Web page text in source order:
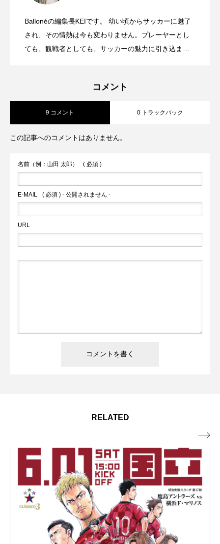
Ballonéの編集長KEIです。 幼い頃からサッカーに魅了
され、その情熱は今も変わりません。プレーヤーとし
ても、観戦者としても、サッカーの魅力に引き込まれ
す。ビジネスの場でも、カジュアルな場でも、さりげ
なくサッカー愛を表現できる方法があればいいな、
と。 そんな思いから生まれたのが、このBallonéです。
そんな思いを込めて、記事を書いています。 プレーす
る人も、観る人も、ただ好きな人も。サッカーへの愛
し方は人それぞれです。でも、みんなが共通して持っ
ていきたいんです。 Ballonéを通じて、サッカーの新し
2024.10.03
（セブン）』が、10月7日に発売！
コメント
9 コメント 0 トラックバック
この記事へのコメントはありません。
名前（例：山田 太郎） ( 必須 )
E-MAIL ( 必須 ) - 公開されません -
URL
RELATED
